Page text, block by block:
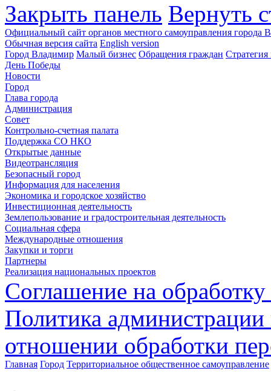
Закрыть панель Вернуть
Официальный сайт органов местного самоуправления города
Обычная версия сайта English version
Город Владимир Малый бизнес Обращения граждан Стратегия
День Победы
Новости
Город
Глава города
Администрация
Совет
Контрольно-счетная палата
Поддержка СО НКО
Открытые данные
Видеотрансляция
Безопасный город
Информация для населения
Экономика и городское хозяйство
Инвестиционная деятельность
Землепользование и градостроительная деятельность
Социальная сфера
Международные отношения
Закупки и торги
Партнеры
Реализация национальных проектов
Соглашение на
Политика
отношении обработки
Главная Город Территориальное общественное самоуправление